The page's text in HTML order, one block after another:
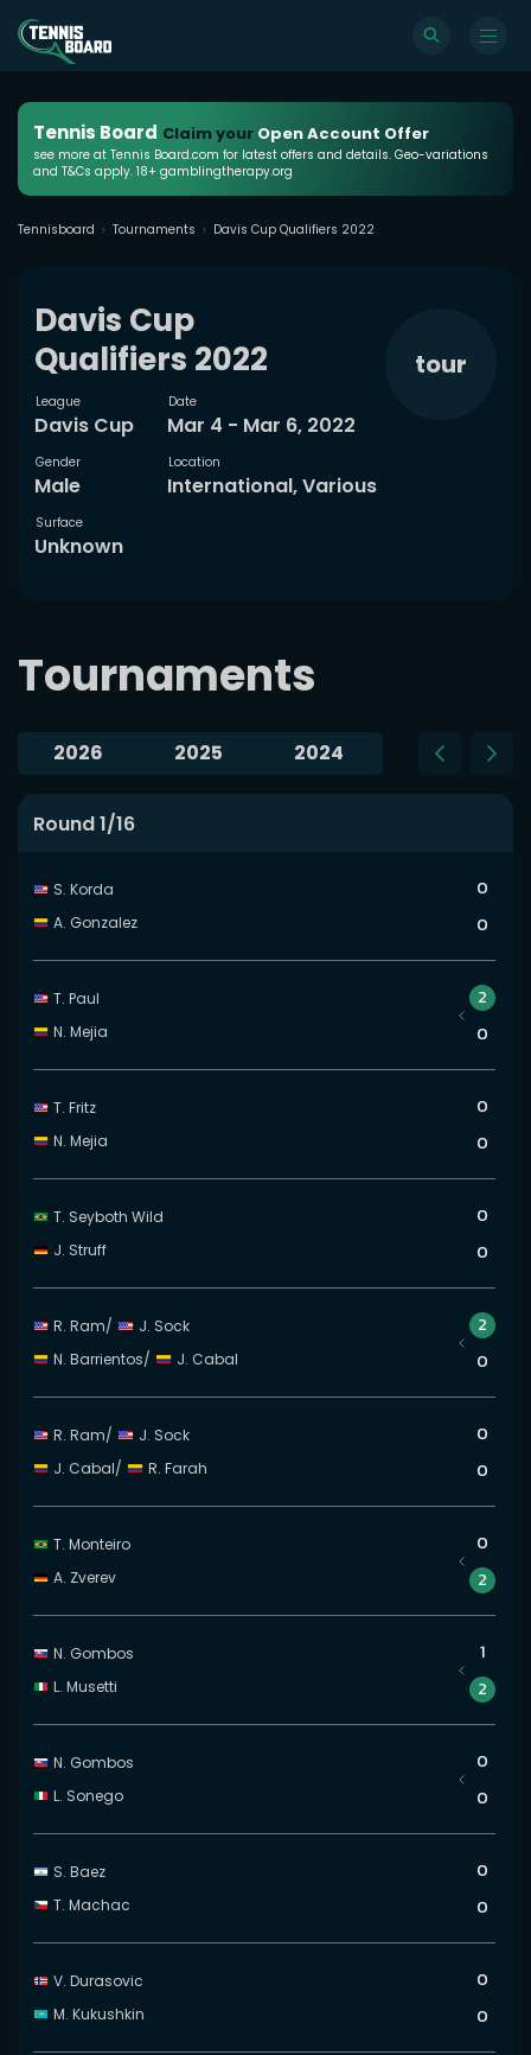
Tennis Board Claim your Open Account Offer
see more at Tennis Board.com for latest offers and details. Geo-variations
and T&Cs apply. 18+ gamblingtherapy.org
Tennisboard Tournaments Davis Cup Qualifiers 2022
Davis Cup
Qualifiers 2022
tour
League
Davis Cup
Date
Mar 4 - Mar 6, 2022
Gender
Male
Location
International, Various
Surface
Unknown
Tournaments
2026 2025 2024
2023
Round 1/16
S. Korda
A. Gonzalez
0
0
T. Paul
N. Mejia
2
0
T. Fritz
N. Mejia
0
0
T. Seyboth Wild
J. Struff
0
0
R. Ram/
J. Sock
N. Barrientos/ J. Cabal
2
0
R. Ram/
J. Sock
J. Cabal/ R. Farah
0
0
T. Monteiro
A. Zverev
0
2
N. Gombos
L. Musetti
1
2
N. Gombos
L. Sonego
0
0
S. Baez
T. Machac
0
0
V. Durasovic
M. Kukushkin
0
0